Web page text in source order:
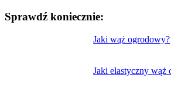
Sprawdź koniecznie:
Jaki wąż ogrodowy?
Jaki elastyczny wąż